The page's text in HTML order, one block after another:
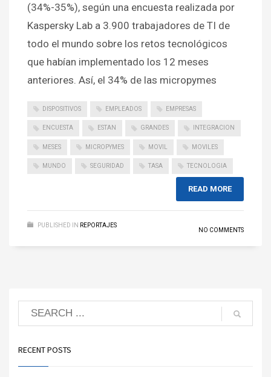
(34%-35%), según una encuesta realizada por
Kaspersky Lab a 3.900 trabajadores de TI de
todo el mundo sobre los retos tecnológicos
que habían implementado los 12 meses
anteriores. Así, el 34% de las micropymes
DISPOSITIVOS EMPLEADOS EMPRESAS
ENCUESTA ESTAN GRANDES INTEGRACION
MESES MICROPYMES MOVIL MOVILES
MUNDO SEGURIDAD TASA TECNOLOGIA
READ MORE
PUBLISHED IN REPORTAJES
NO COMMENTS
RECENT POSTS